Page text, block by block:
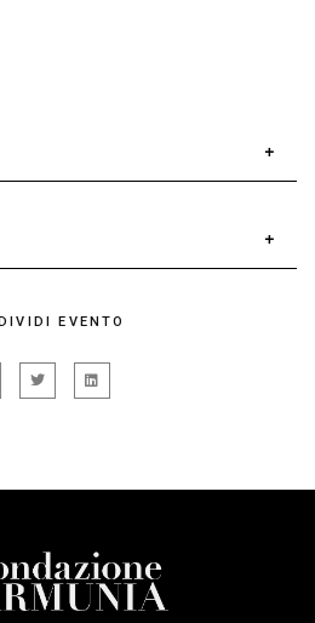
in Danza al DAMS di
con artisti italiani e
oltre che in diversi teatri.
in compagnia dal 2008. Dal
Roberto Castello di cui è
Giselda Ranieri
Sandro Mabellini
/ Sistema Regionale del lo
EVENTO